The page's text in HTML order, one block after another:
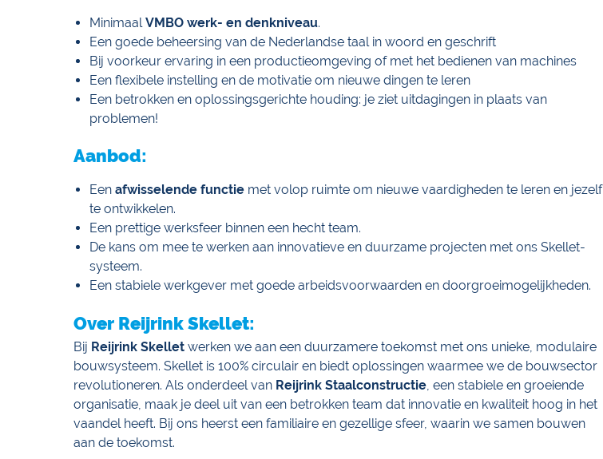
Minimaal VMBO werk- en denkniveau.
Een goede beheersing van de Nederlandse taal in woord en geschrift
Bij voorkeur ervaring in een productieomgeving of met het bedienen van machines
Een flexibele instelling en de motivatie om nieuwe dingen te leren
Een betrokken en oplossingsgerichte houding: je ziet uitdagingen in plaats van
problemen!
Aanbod:
Een afwisselende functie met volop ruimte om nieuwe vaardigheden te leren en jezelf
te ontwikkelen.
Een prettige werksfeer binnen een hecht team.
De kans om mee te werken aan innovatieve en duurzame projecten met ons Skellet-
systeem.
Een stabiele werkgever met goede arbeidsvoorwaarden en doorgroeimogelijkheden.
Over Reijrink Skellet:
Bij Reijrink Skellet werken we aan een duurzamere toekomst met ons unieke, modulaire
bouwsysteem. Skellet is 100% circulair en biedt oplossingen waarmee we de bouwsector
revolutioneren. Als onderdeel van Reijrink Staalconstructie , een stabiele en groeiende
organisatie, maak je deel uit van een betrokken team dat innovatie en kwaliteit hoog in het
vaandel heeft. Bij ons heerst een familiaire en gezellige sfeer, waarin we samen bouwen
aan de toekomst.